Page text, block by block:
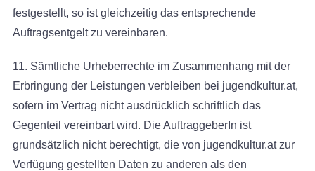
festgestellt, so ist gleichzeitig das entsprechende
Auftragsentgelt zu vereinbaren.
11. Sämtliche Urheberrechte im Zusammenhang mit der
Erbringung der Leistungen verbleiben bei jugendkultur.at,
sofern im Vertrag nicht ausdrücklich schriftlich das
Gegenteil vereinbart wird. Die AuftraggeberIn ist
grundsätzlich nicht berechtigt, die von jugendkultur.at zur
Verfügung gestellten Daten zu anderen als den